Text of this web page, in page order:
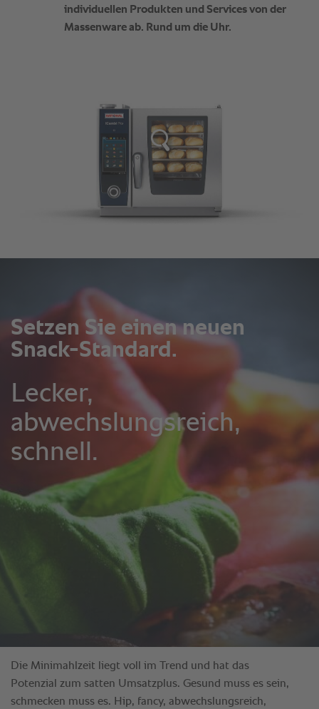
individuellen Produkten und Services von der
Massenware ab. Rund um die Uhr.
Die Minimahlzeit liegt voll im Trend und hat das
Potenzial zum satten Umsatzplus. Gesund muss es sein,
schmecken muss es. Hip, fancy, abwechslungsreich,